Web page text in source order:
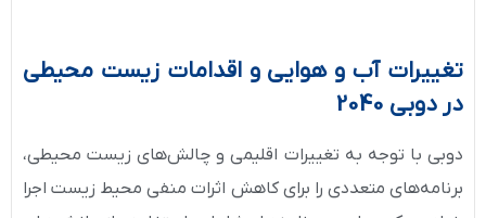
تغییرات آب و هوایی و اقدامات زیست محیطی
در دوبی 2040
دوبی با توجه به تغییرات اقلیمی و چالش‌های زیست محیطی،
برنامه‌های متعددی را برای کاهش اثرات منفی محیط زیست اجرا